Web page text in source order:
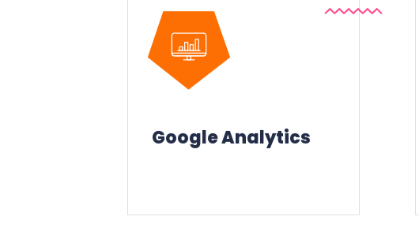
Google Analytics
pour votre
grâce aux outils de Google
Analytics.